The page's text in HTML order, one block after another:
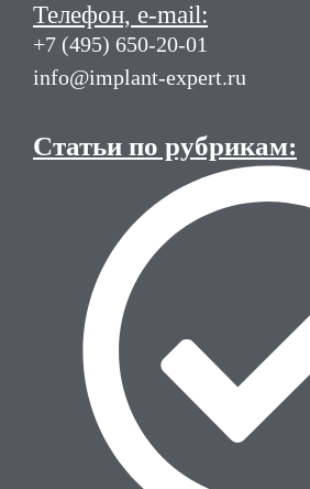
Телефон, e-mail:
+7 (495) 650-20-01
info@implant-expert.ru
Статьи по рубрикам: